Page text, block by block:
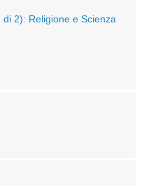
2): Religione e Scienza